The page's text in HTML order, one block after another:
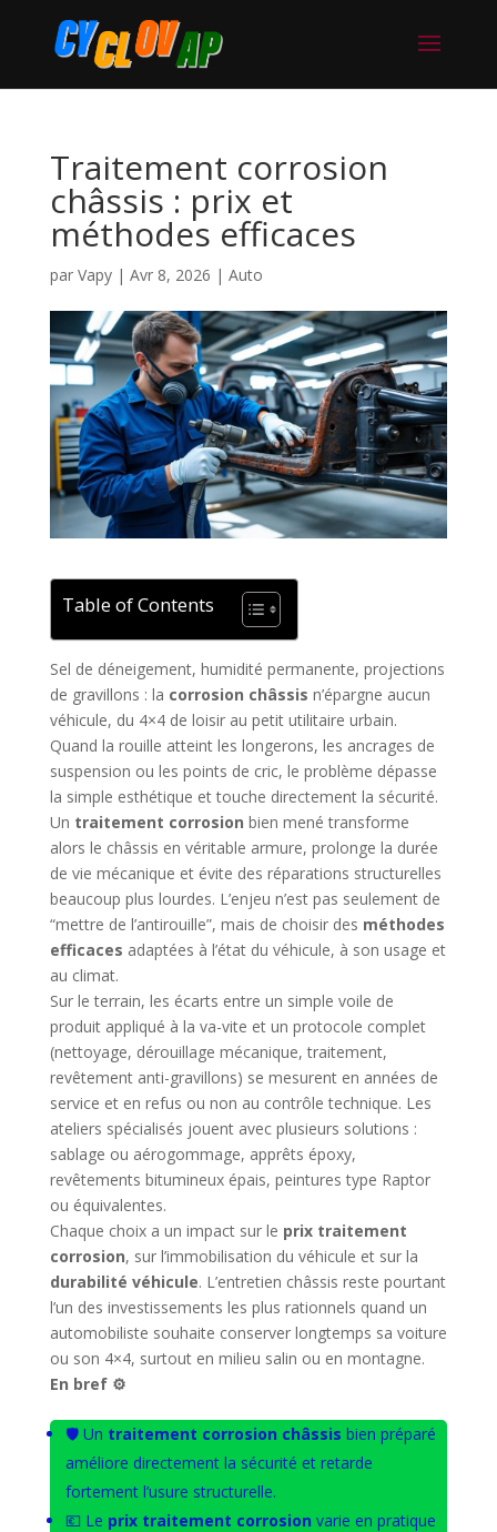
Traitement corrosion
châssis : prix et
méthodes efficaces
par Vapy| Avr 8, 2026 | Auto
Table of Contents
Sel de déneigement, humidité permanente, projections
de gravillons : la corrosion châssis n’épargne aucun
véhicule, du 4×4 de loisir au petit utilitaire urbain.
Quand la rouille atteint les longerons, les ancrages de
suspension ou les points de cric, le problème dépasse
la simple esthétique et touche directement la sécurité.
Un traitement corrosion bien mené transforme
alors le châssis en véritable armure, prolonge la durée
de vie mécanique et évite des réparations structurelles
beaucoup plus lourdes. L’enjeu n’est pas seulement de
“mettre de l’antirouille”, mais de choisir des méthodes
efficaces adaptées à l’état du véhicule, à son usage et
au climat.
Sur le terrain, les écarts entre un simple voile de
produit appliqué à la va-vite et un protocole complet
(nettoyage, dérouillage mécanique, traitement,
revêtement anti-gravillons) se mesurent en années de
service et en refus ou non au contrôle technique. Les
ateliers spécialisés jouent avec plusieurs solutions :
sablage ou aérogommage, apprêts époxy,
revêtements bitumineux épais, peintures type Raptor
ou équivalentes.
Chaque choix a un impact sur le prix traitement
corrosion, sur l’immobilisation du véhicule et sur la
durabilité véhicule. L’entretien châssis reste pourtant
l’un des investissements les plus rationnels quand un
automobiliste souhaite conserver longtemps sa voiture
ou son 4×4, surtout en milieu salin ou en montagne.
En bref ⚙️
🛡️ Un traitement corrosion châssis bien préparé
améliore directement la sécurité et retarde
fortement l’usure structurelle.
💶 Le prix traitement corrosion varie en pratique